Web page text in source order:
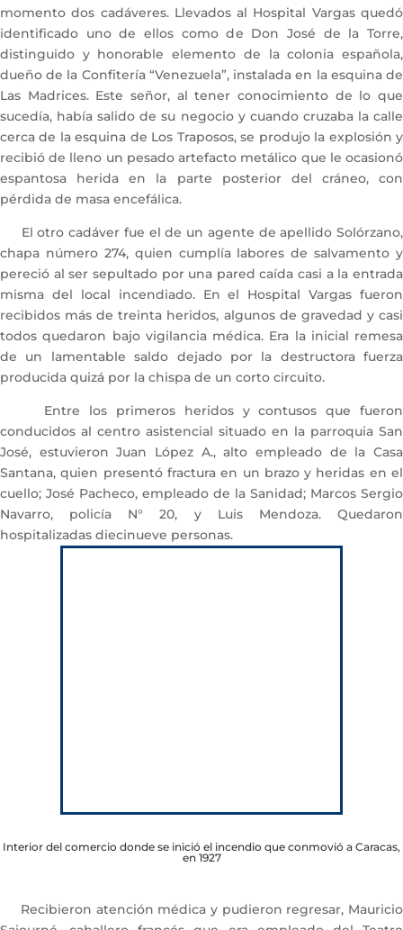
momento dos cadáveres. Llevados al Hospital Vargas quedó
identificado uno de ellos como de Don José de la Torre,
distinguido y honorable elemento de la colonia española,
dueño de la Confitería “Venezuela”, instalada en la esquina de
Las Madrices. Este señor, al tener conocimiento de lo que
sucedía, había salido de su negocio y cuando cruzaba la calle
cerca de la esquina de Los Traposos, se produjo la explosión y
recibió de lleno un pesado artefacto metálico que le ocasionó
espantosa herida en la parte posterior del cráneo, con
pérdida de masa encefálica.
El otro cadáver fue el de un agente de apellido Solórzano,
chapa número 274, quien cumplía labores de salvamento y
pereció al ser sepultado por una pared caída casi a la entrada
misma del local incendiado. En el Hospital Vargas fueron
recibidos más de treinta heridos, algunos de gravedad y casi
todos quedaron bajo vigilancia médica. Era la inicial remesa
de un lamentable saldo dejado por la destructora fuerza
producida quizá por la chispa de un corto circuito.
Entre los primeros heridos y contusos que fueron
conducidos al centro asistencial situado en la parroquia San
José, estuvieron Juan López A., alto empleado de la Casa
Santana, quien presentó fractura en un brazo y heridas en el
cuello; José Pacheco, empleado de la Sanidad; Marcos Sergio
Navarro, policía N° 20, y Luis Mendoza. Quedaron
hospitalizadas diecinueve personas.
Interior del comercio donde se inició el incendio que conmovió a Caracas,
en 1927
Recibieron atención médica y pudieron regresar, Mauricio